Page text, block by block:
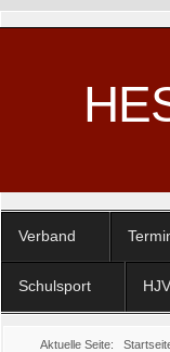
Verband
Schulsport
Aktuelle Seite: